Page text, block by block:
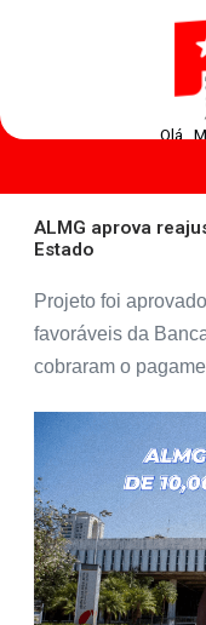
Olá ,
ALMG aprova
Estado
Projeto foi
favoráveis da
cobraram o